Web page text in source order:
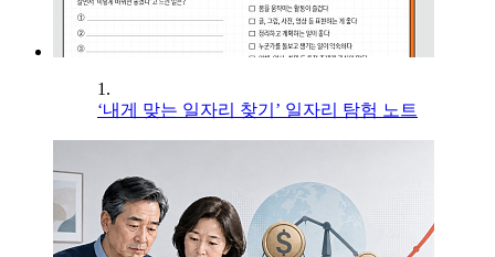
1.
‘내게 맞는 일자리 찾기’ 일자리 탐험 노트